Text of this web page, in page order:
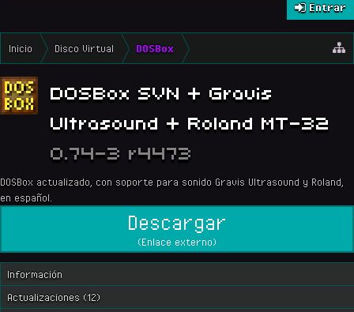
Entrar
Inicio Disco Virtual DOSBox
Descargar
(Enlace externo)
DOSBox SVN + Gravis
Ultrasound + Roland MT-32
0.74-3 r4473
DOSBox actualizado, con soporte para sonido Gravis Ultrasound y Roland,
en español.
Información
Actualizaciones (12)